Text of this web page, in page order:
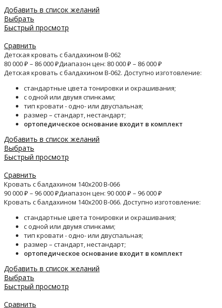
Добавить в список желаний
Выбрать
Быстрый просмотр
Сравнить
Детская кровать с балдахином B-062
80 000₽ – 86 000₽Диапазон цен: 80 000 ₽ – 86 000 ₽
Детская кровать с балдахином B-062. Доступно изготовление:
стандартные цвета тонировки и окрашивания;
с одной или двумя спинками;
тип кровати - одно- или двуспальная;
размер – стандарт, нестандарт;
ортопедическое основание входит в комплект
Добавить в список желаний
Выбрать
Быстрый просмотр
Сравнить
Кровать с балдахином 140х200 B-066
90 000₽ – 96 000₽Диапазон цен: 90 000 ₽ – 96 000 ₽
Кровать с балдахином 140х200 B-066. Доступно изготовление:
стандартные цвета тонировки и окрашивания;
с одной или двумя спинками;
тип кровати - одно- или двуспальная;
размер – стандарт, нестандарт;
ортопедическое основание входит в комплект
Добавить в список желаний
Выбрать
Быстрый просмотр
Сравнить